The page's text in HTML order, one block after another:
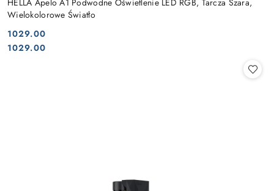
HELLA Apelo A1 Podwodne Oświetlenie LED RGB, Tarcza Szara,
Wielokolorowe Światło
Cena:
1029.00
Cena:
1029.00